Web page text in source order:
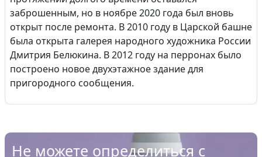
заброшенным, но в ноябре 2020 года был вновь
открыт после ремонта. В 2010 году в Царской башне
была открыта галерея народного художника России
Дмитрия Белюкина. В 2012 году на перронах было
построено новое двухэтажное здание для
пригородного сообщения.
Не можете определиться с